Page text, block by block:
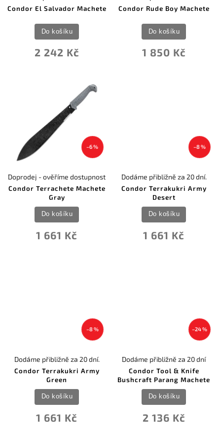
Condor El Salvador Machete
2 242 Kč
Do košíku
Condor Rude Boy Machete
1 850 Kč
Do košíku
–6 %
Condor Terrachete Machete
Gray
Doprodej - ověříme dostupnost
1 661 Kč
Do košíku
–8 %
Condor Terrakukri Army
Desert
Dodáme přibližně za 20 dní.
1 661 Kč
Do košíku
–8 %
Condor Terrakukri Army
Green
Dodáme přibližně za 20 dní.
1 661 Kč
Do košíku
–24 %
Condor Tool & Knife
Bushcraft Parang Machete
Dodáme přibližně za 20 dní
2 136 Kč
Do košíku